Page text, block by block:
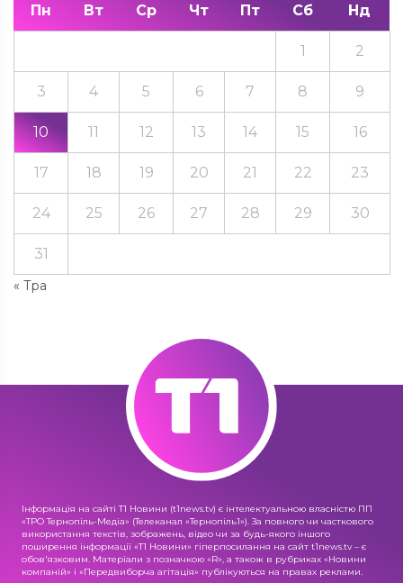
Пн Вт Ср Чт Пт Сб Нд
« Тра
1 2
3 4 5 6 7 8 9
10 11 12 13 14 15 16
17 18 19 20 21 22 23
24 25 26 27 28 29 30
31
Інформація на сайті Т1 Новини (t1news.tv) є інтелектуальною власністю ПП
«ТРО Тернопіль-Медіа» (Телеканал «Тернопіль1»). За повного чи часткового
використання текстів, зображень, відео чи за будь-якого іншого
поширення інформації «Т1 Новини» гіперпосилання на сайт t1news.tv – є
обов'язковим. Матеріали з позначкою «R», а також в рубриках «Новини
компаній» і «Передвиборча агітація» публікуються на правах реклами.